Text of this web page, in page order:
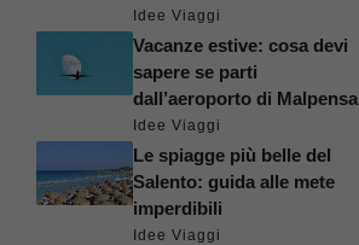
Idee Viaggi
Vacanze estive: cosa devi
sapere se parti
dall’aeroporto di Malpensa
Idee Viaggi
Le spiagge più belle del
Salento: guida alle mete
imperdibili
Idee Viaggi